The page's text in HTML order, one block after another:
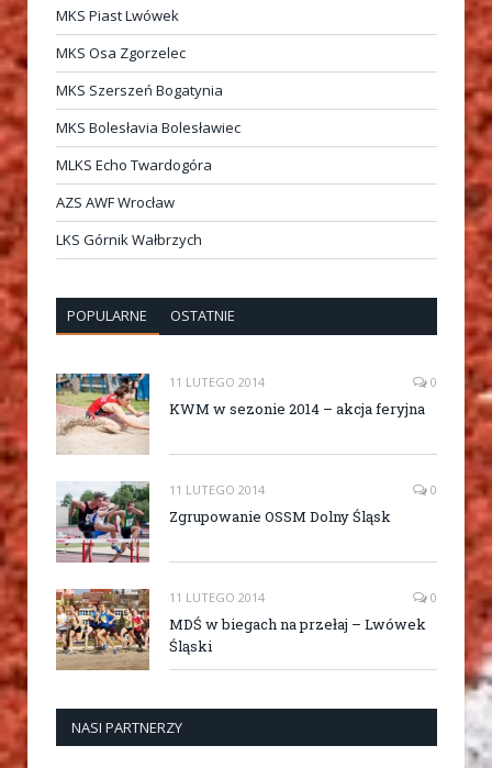
MKS Piast Lwówek
MKS Osa Zgorzelec
MKS Szerszeń Bogatynia
MKS Bolesłavia Bolesławiec
MLKS Echo Twardogóra
AZS AWF Wrocław
LKS Górnik Wałbrzych
POPULARNE OSTATNIE
11 LUTEGO 2014 0
KWM w sezonie 2014 – akcja feryjna
11 LUTEGO 2014 0
Zgrupowanie OSSM Dolny Śląsk
11 LUTEGO 2014 0
MDŚ w biegach na przełaj – Lwówek
Śląski
NASI PARTNERZY